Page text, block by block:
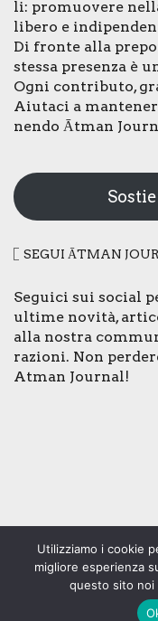
li: pro­muo­ve­re
libe­ro e
Di fron­te alla
stes­sa pre­sen­za è
Ogni con­tri­bu­to,
Aiu­ta­ci a
nen­do Ātman
SEGUI ĀTMAN
Segui­ci sui social
ulti­me novi­tà,
alla nostra
ra­zio­ni. Non
Atman Jour­nal!
© Copyright 2024 -
Utilizziamo i cookie
migliore esperienza
questo sito noi